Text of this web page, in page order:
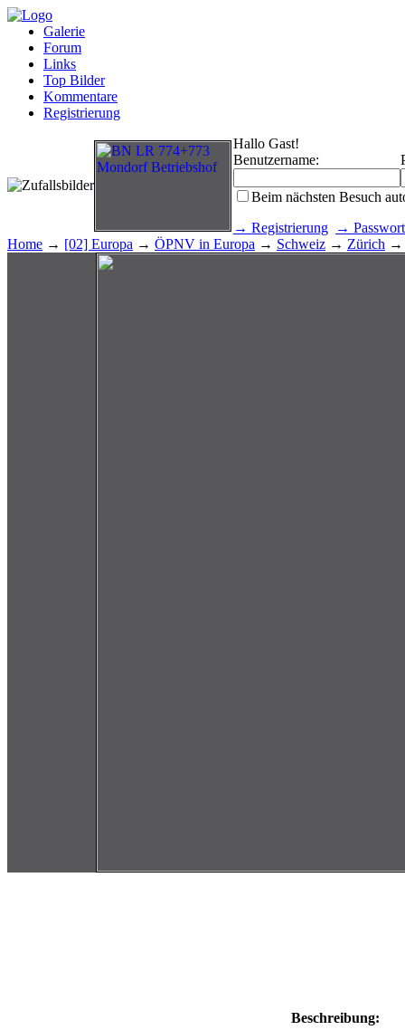
Galerie
Forum
Links
Top Bilder
Kommentare
Registrierung
Hallo Gast!
Benutzername:
Beim nächsten Besuch
→ Registrierung
→
Home → [02] Europa → ÖPNV in Europa → Schweiz → Zürich
Beschreibung: